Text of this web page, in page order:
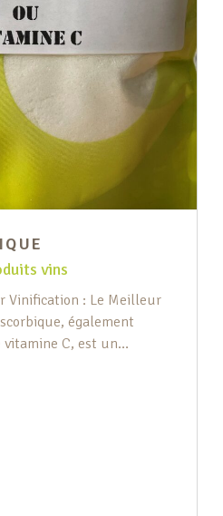
vins
Vinification : Le Meilleur
également
vitamine C, est un